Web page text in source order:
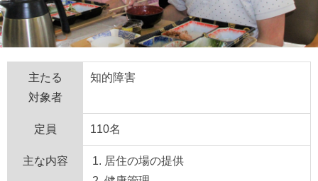
主たる
対象者
知的障害
定員 110名
主な内容
居住の場の提供